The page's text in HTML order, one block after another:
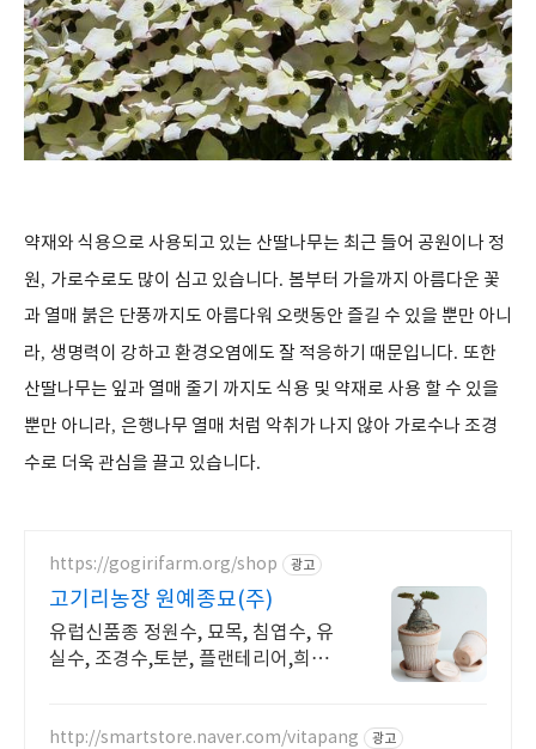
약재와 식용으로 사용되고 있는 산딸나무는 최근 들어 공원이나 정
원, 가로수로도 많이 심고 있습니다. 봄부터 가을까지 아름다운 꽃
과 열매 붉은 단풍까지도 아름다워 오랫동안 즐길 수 있을 뿐만 아니
라, 생명력이 강하고 환경오염에도 잘 적응하기 때문입니다. 또한
산딸나무는 잎과 열매 줄기 까지도 식용 및 약재로 사용 할 수 있을
뿐만 아니라, 은행나무 열매 처럼 악취가 나지 않아 가로수나 조경
수로 더욱 관심을 끌고 있습니다.
https://gogirifarm.org/shop 광고
고기리농장 원예종묘(주)
유럽신품종 정원수, 묘목, 침엽수, 유
실수, 조경수,토분, 플랜테리어,희귀
http://smartstore.naver.com/vitapang 광고